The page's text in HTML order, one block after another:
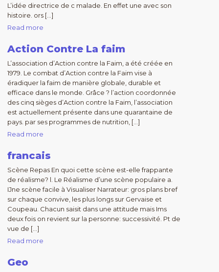
L’idée directrice de c malade. En effet une avec son
histoire. ors […]
Read more
Action Contre La faim
L’association d’Action contre la Faim, a été créée en
1979. Le combat d’Action contre la Faim vise à
éradiquer la faim de manière globale, durable et
efficace dans le monde. Grâce ? l’action coordonnée
des cinq sièges d’Action contre la Faim, l’association
est actuellement présente dans une quarantaine de
pays. par ses programmes de nutrition, […]
Read more
francais
Scène Repas En quoi cette scène est-elle frappante
de réalisme? l. Le Réalisme d’une scène populaire a.
IJne scène facile à Visualiser Narrateur: gros plans bref
sur chaque convive, les plus longs sur Gervaise et
Coupeau. Chacun saisit dans une attitude mais Ims
deux fois on revient sur la personne: successivité. Pt de
vue de […]
Read more
Geo